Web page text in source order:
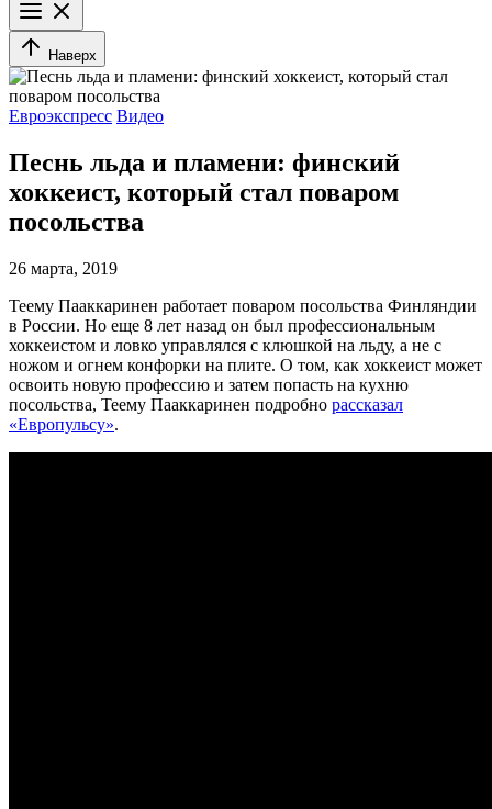
Наверх
Евроэкспресс Видео
Песнь льда и пламени: финский
хоккеист, который стал поваром
посольства
26 марта, 2019
Теему Пааккаринен работает поваром посольства Финляндии
в России. Но еще 8 лет назад он был профессиональным
хоккеистом и ловко управлялся с клюшкой на льду, а не с
ножом и огнем конфорки на плите. О том, как хоккеист может
освоить новую профессию и затем попасть на кухню
посольства, Теему Пааккаринен подробно рассказал
«Европульсу».